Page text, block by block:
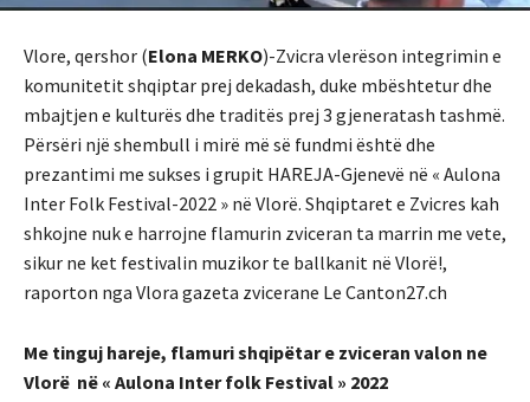
Vlore, qershor (Elona MERKO)-Zvicra vlerëson integrimin e
komunitetit shqiptar prej dekadash, duke mbështetur dhe
mbajtjen e kulturës dhe traditës prej 3 gjeneratash tashmë.
Përsëri një shembull i mirë më së fundmi është dhe
prezantimi me sukses i grupit HAREJA-Gjenevë në « Aulona
Inter Folk Festival-2022 » në Vlorë. Shqiptaret e Zvicres kah
shkojne nuk e harrojne flamurin zviceran ta marrin me vete,
sikur ne ket festivalin muzikor te ballkanit në Vlorë!,
raporton nga Vlora gazeta zvicerane Le Canton27.ch
Me tinguj hareje, flamuri shqipëtar e zviceran valon ne
Vlorë në « Aulona Inter folk Festival » 2022